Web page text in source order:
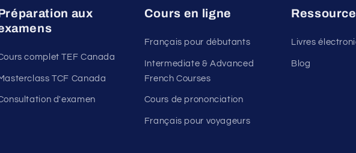
aux
complet TEF Canada
TCF Canada
d'examen
Cours en ligne
Français pour débutants
Intermediate & Advanced
French Courses
Cours de prononciation
Français pour voyageurs
Livres
Blog